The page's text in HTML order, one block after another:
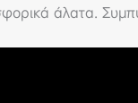
άλατα.